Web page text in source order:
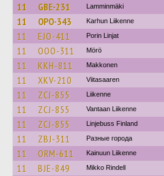
11 GBE-231 Lamminmäki
11 OPO-343 Karhun Liikenne
11 EJO-411 Porin Linjat
11 OOO-311 Mörö
11 KKH-811 Makkonen
11 XKV-210 Viitasaaren
11 ZCJ-855 Liikenne
11 ZCJ-855 Vantaan Liikenne
11 ZCJ-855 Linjebuss Finland
11 ZBJ-311 Разные города
11 ORM-611 Kainuun Liikenne
11 BJE-849 Mikko Rindell